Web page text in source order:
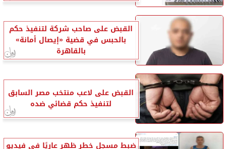
القبض على صاحب شركة لتنفيذ حكم
بالحبس في قضية «إيصال أمانة»
بالقاهرة
القبض على لاعب منتخب مصر السابق
لتنفيذ حكم قضائي ضده
ضبط مسجل خطر ظهر عاريًا في فيديو